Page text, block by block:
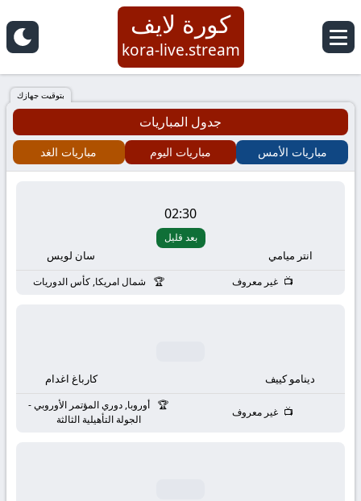
كورة
لايف
|
koora
مباريات
مباشر
كورة لايف
kora-live.stream
بتوقيت جهازك
جدول المباريات
مباريات الأمس مباريات اليوم مباريات الغد
انتر ميامي
02:30
بعد قليل
سان لويس
غير معروف شمال امريكا, كأس الدوريات
دينامو كييف كارباغ اغدام
غير معروف
أوروبا, دوري المؤتمر الأوروبي -
الجولة التأهيلية الثالثة